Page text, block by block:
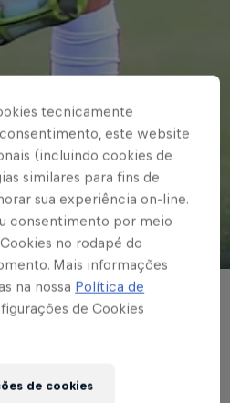
© Red Bull Bragantino
duelam
para
tecnicamente
este website
(incluindo cookies de
similares para fins de
sua experiência on-line.
consentimento por meio
no rodapé do
Mais informações
na nossa Política de
de Cookies
de cookies